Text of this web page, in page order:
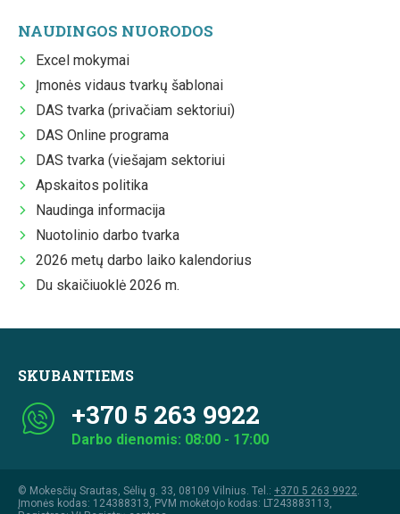
NAUDINGOS NUORODOS
Excel mokymai
Įmonės vidaus tvarkų šablonai
DAS tvarka (privačiam sektoriui)
DAS Online programa
DAS tvarka (viešajam sektoriui
Apskaitos politika
Naudinga informacija
Nuotolinio darbo tvarka
2026 metų darbo laiko kalendorius
Du skaičiuoklė 2026 m.
SKUBANTIEMS
+370 5 263 9922
Darbo dienomis: 08:00 - 17:00
© Mokesčių Srautas, Sėlių g. 33, 08109 Vilnius. Tel.: +370 5 263 9922
Įmonės kodas: 124388313, PVM mokėtojo kodas: LT243883113,